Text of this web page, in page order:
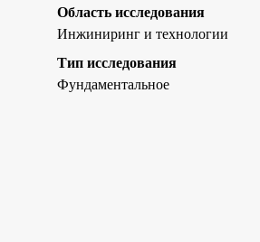
Область исследования
Инжиниринг и технологии
Тип исследования
Фундаментальное